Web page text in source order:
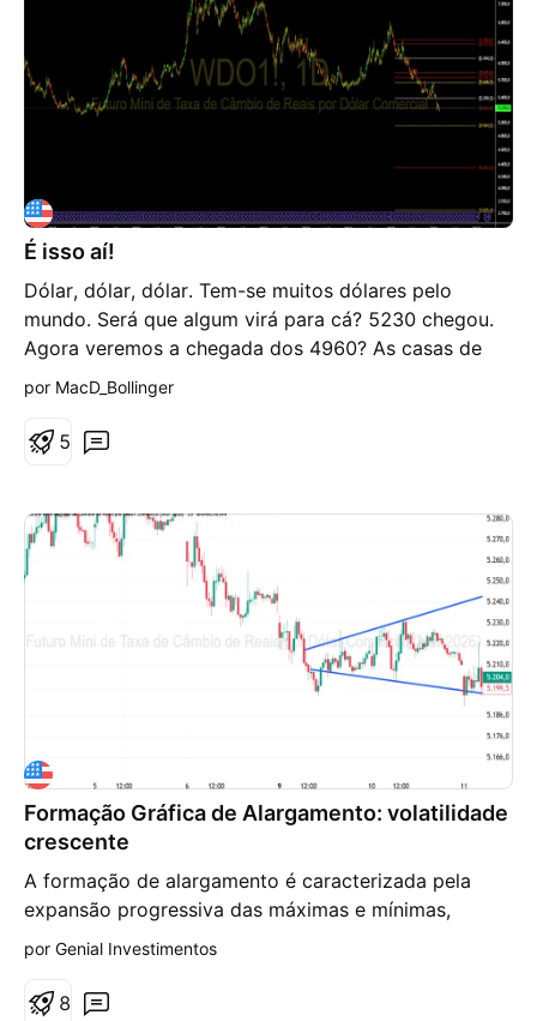
É isso aí!
Dólar, dólar, dólar. Tem-se muitos dólares pelo
mundo. Será que algum virá para cá? 5230 chegou.
Agora veremos a chegada dos 4960? As casas de
oposta estão aí para isso. Lol Façam vossas análises
Stop Loss. x.com
por MacD_Bollinger
5
Formação Gráfica de Alargamento: volatilidade
crescente
A formação de alargamento é caracterizada pela
expansão progressiva das máximas e mínimas,
criando um padrão visual semelhante a um
megafone. Diferente de estruturas contrativas, esse
padrão sinaliza aumento da volatilidade e perda de
por Genial Investimentos
8